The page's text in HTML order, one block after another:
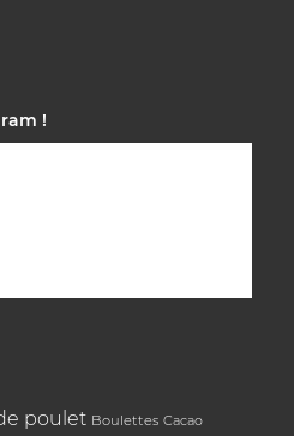
!
poulet Boulettes Cacao